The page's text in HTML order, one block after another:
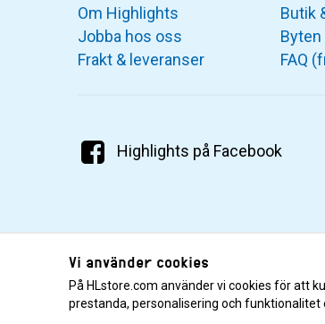
Om Highlights
Jobba hos oss
Frakt & leveranser
Butik
FAQ
Highlights på Facebook
© 2001–2026 Highlights/KR Distribution AB.
Vi använder cookies
På HLstore.com använder vi cookies för att
prestanda, personalisering och funktionalitet